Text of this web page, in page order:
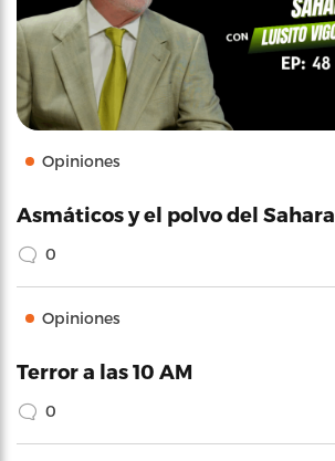
Opiniones
Asmáticos y el polvo del Sahara
0
Opiniones
Terror a las 10 AM
0